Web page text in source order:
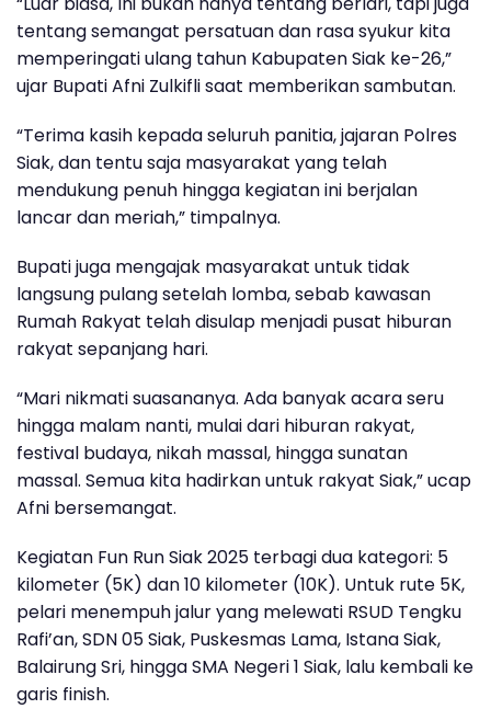
tentang semangat persatuan dan rasa syukur kita
memperingati ulang tahun Kabupaten Siak ke-26,”
ujar Bupati Afni Zulkiflisaat memberikan sambutan.
“Terima kasih kepada seluruh panitia, jajaran Polres
Siak, dan tentu saja masyarakat yang telah
mendukung penuh hingga kegiatan ini berjalan
lancar dan meriah,” timpalnya.
Bupati juga mengajak masyarakat untuk tidak
langsung pulang setelah lomba, sebab kawasan
Rumah Rakyat telah disulap menjadi pusat hiburan
rakyat sepanjang hari.
“Mari nikmati suasananya. Ada banyak acara seru
hingga malam nanti, mulai dari hiburan rakyat,
festival budaya, nikah massal, hingga sunatan
massal. Semua kita hadirkan untuk rakyat Siak,” ucap
Afni bersemangat.
Kegiatan Fun Run Siak 2025 terbagi dua kategori: 5
kilometer (5K) dan10 kilometer (10K). Untuk rute 5K,
pelari menempuh jalur yang melewati RSUD Tengku
Rafi’an, SDN 05 Siak, Puskesmas Lama, Istana Siak,
Balairung Sri, hingga SMA Negeri 1 Siak, lalu kembali ke
garis finish.